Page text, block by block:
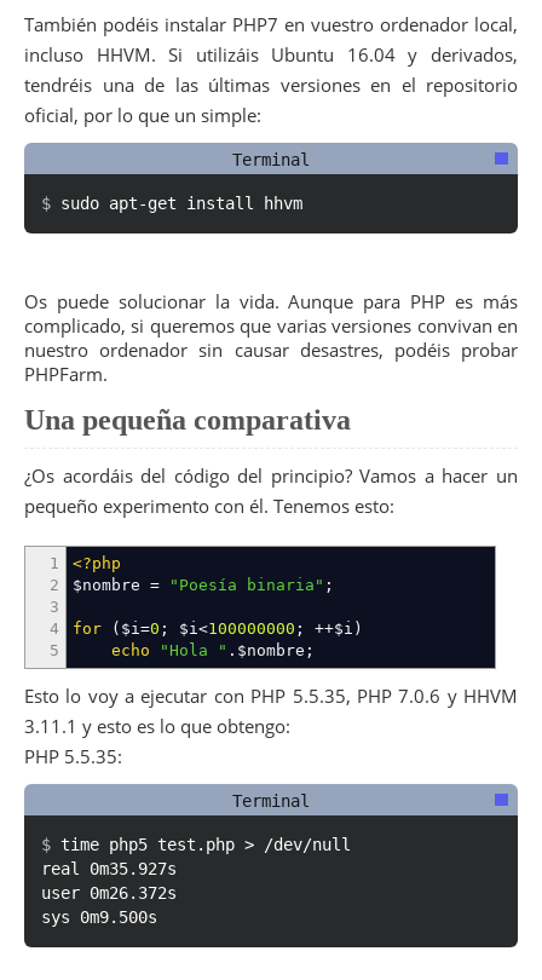
También podéis instalar PHP7 en vuestro ordenador local,
incluso HHVM. Si utilizáis Ubuntu 16.04 y derivados,
tendréis una de las últimas versiones en el repositorio
oficial, por lo que un simple:
sudo apt-get i nstal l hhvm
Os puede solucionar la vida. Aunque para PHP es más
complicado, si queremos que varias versiones convivan en
nuestro ordenador sin causar desastres, podéis probar
PHPFarm.
Una pequeña comparativa
¿Os acordáis del código del principio? Vamos a hacer un
pequeño experimento con él. Tenemos esto:
1
2
3
4
5
<?php
$nombre = "Poesía binaria" ;
for ( $i=0 ; $i<100000000 ; ++$i )
echo
"Hola " . $nombre ;
Esto lo voy a ejecutar con PHP 5.5.35, PHP 7.0.6 y HHVM
3.11.1 y esto es lo que obtengo:
PHP 5.5.35:
time php5 test . php > /dev/null
real 0m35.927s
user 0m26.372s
sys 0m9.500s